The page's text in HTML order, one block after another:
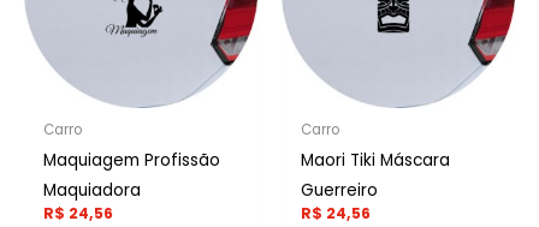
Carro
Maquiagem Profissão
Maquiadora
R$ 24,56
Carro
Maori Tiki Máscara
Guerreiro
R$ 24,56